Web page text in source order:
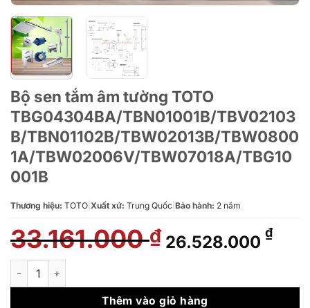
Bộ sen tắm âm tường TOTO
TBG04304BA/TBN01001B/TBV02103
B/TBN01102B/TBW02013B/TBW0800
1A/TBW02006V/TBW07018A/TBG10
001B
Thương hiệu: TOTO Xuất xứ: Trung Quốc Bảo hành: 2 năm
33.161.000₫ Giá
gốc
33.161.000 ₫.
26.528.000 ₫Giá
là:
Bộ sen tắm âm tường TOTO TBG04304BA/TBN01001B/
Thêm vào giỏ hàng